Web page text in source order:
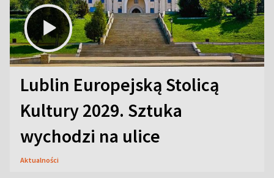
Lublin Europejską Stolicą
Kultury 2029. Sztuka
wychodzi na ulice
Aktualności